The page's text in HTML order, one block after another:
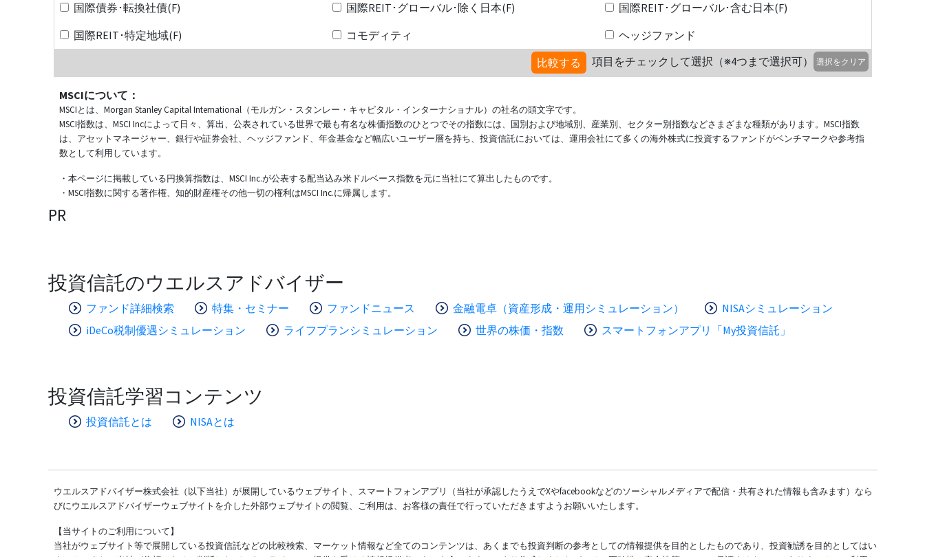
国際債券･転換社債(F)
国際REIT･グローバル･除く日本(F)
国際REIT･グローバル･含む日本(F)
国際REIT･特定地域(F)
コモディティ
ヘッジファンド
比較する
項目をチェックして選択（※4つまで選択可） 選択をクリア
MSCIについて：
MSCIとは、Morgan Stanley Capital International（モルガン・スタンレー・キャピタル・インターナショナル）の社名の頭文字です。
MSCI指数は、MSCI Incによって日々、算出、公表されている世界で最も有名な株価指数のひとつでその指数には、国別および地域別、産業別、セクター別指数などさまざまな種類があります。MSCI指数
は、アセットマネージャー、銀行や証券会社、ヘッジファンド、年金基金など幅広いユーザー層を持ち、投資信託においては、運用会社にて多くの海外株式に投資するファンドがベンチマークや参考指
数として利用しています。
・本ページに掲載している円換算指数は、MSCI Inc.が公表する配当込み米ドルベース指数を元に当社にて算出したものです。
・MSCI指数に関する著作権、知的財産権その他一切の権利はMSCI Inc.に帰属します。
PR
投資信託のウエルスアドバイザー
ファンド詳細検索 特集・セミナー ファンドニュース 金融電卓（資産形成・運用シミュレーション）
NISAシミュレーション
iDeCo税制優遇シミュレーション
ライフプランシミュレーション 世界の株価・指数 スマートフォンアプリ「My投資信託」
投資信託学習コンテンツ
投資信託とは NISAとは
ウエルスアドバイザー株式会社（以下当社）が展開しているウェブサイト、スマートフォンアプリ（当社が承認したうえでXやfacebookなどのソーシャルメディアで配信・共有された情報も含みます）なら
びにウエルスアドバイザーウェブサイトを介した外部ウェブサイトの閲覧、ご利用は、お客様の責任で行っていただきますようお願いいたします。
【当サイトのご利用について】
当社がウェブサイト等で展開している投資信託などの比較検索、マーケット情報など全てのコンテンツは、あくまでも投資判断の参考としての情報提供を目的としたものであり、投資勧誘を目的としてはい